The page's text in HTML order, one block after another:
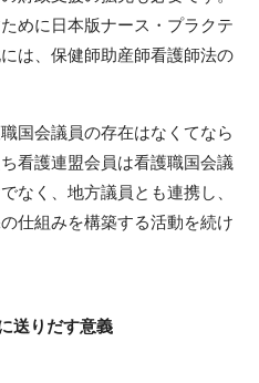
めに日本版ナース・プラクテ
は、保健師助産師看護師法の
国会議員の存在はなくてなら
看護連盟会員は看護職国会議
なく、地方議員とも連携し、
仕組みを構築する活動を続け
送りだす意義